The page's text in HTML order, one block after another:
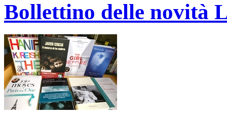
Bollettino delle novità